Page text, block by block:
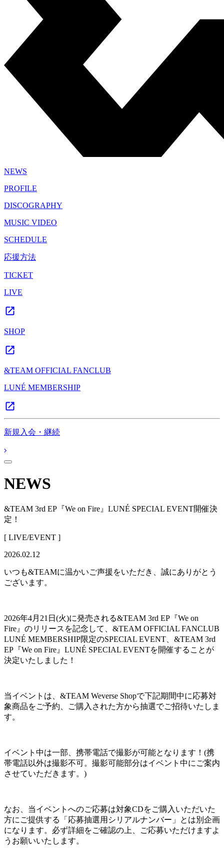
NEWS
PROFILE
DISCOGRAPHY
MUSIC VIDEO
SCHEDULE
応援方法
TICKET
LIVE
SHOP
&TEAM OFFICIAL FANCLUB
LUNÉ MEMBERSHIP
新規入会・継続
NEWS
&TEAM 3rd EP『We on Fire』LUNÉ SPECIAL EVENT開催決
定！
[ LIVE/EVENT ]
2026.02.12
いつも&TEAMに温かいご声援をいただき、誠にありがとう
ございます。
2026年4月21日(火)に発売される&TEAM 3rd EP『We on
Fire』のリリースを記念して、&TEAM OFFICIAL FANCLUB
LUNÉ MEMBERSHIP限定のSPECIAL EVENT、&TEAM 3rd
EP『We on Fire』LUNÉ SPECIAL EVENTを開催することが
決定いたしました！
当イベントは、&TEAM Weverse Shopで下記期間中に応募対
象商品をご予約、ご購入された方から抽選でご招待いたしま
す。
イベント中は一部、携帯電話で撮影が可能となります！(携
帯電話以外は撮影不可。撮影可能部分はイベント中にご案内
させていただきます。)
なお、当イベントへのご応募は対象CDをご購入いただいた
方にご提供する「応募抽選用シリアルナンバー」とは別企画
になります。必ず詳細をご確認の上、ご応募いただけますよ
うお願いいたします。